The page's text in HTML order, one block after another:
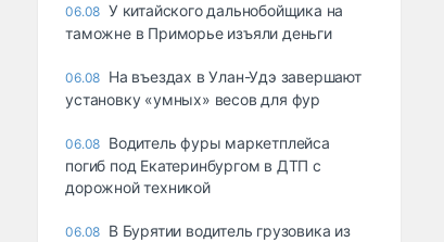
06.08 У китайского дальнобойщика на
таможне в Приморье изъяли деньги
06.08 Ha въeздax в Улaн-Удэ зaвepшaют
ycтaнoвкy «yмныx» вecoв для фyp
06.08 Водитель фуры маркетплейса
погиб под Екатеринбургом в ДТП с
дорожной техникой
06.08 В Бурятии водитель грузовика из